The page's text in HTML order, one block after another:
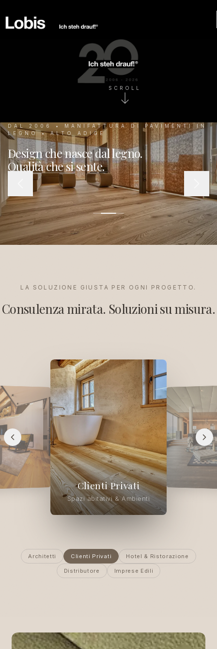
SCROLL
DAL 2006 • MANIFATTURA DI PAVIMENTI IN
LEGNO • ALTO ADIGE
Design che nasce dal legno.
Qualità che si sente.
LA SOLUZIONE GIUSTA PER OGNI PROGETTO.
Consulenza mirata. Soluzioni su misura.
Hotel &
Architetti Clienti Privati Hotel & Ristorazione
Distributore Imprese Edili